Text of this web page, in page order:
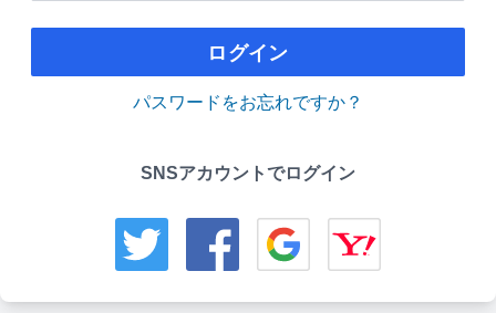
ログイン
パスワードをお忘れですか？
SNSアカウントでログイン